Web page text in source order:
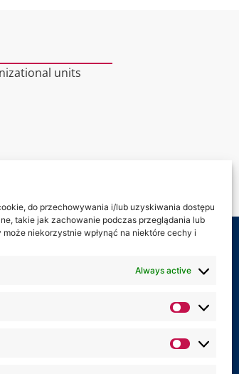
do przechowywania i/lub uzyskiwania dostępu
takie jak zachowanie podczas przeglądania lub
niekorzystnie wpłynąć na niektóre cechy i
Always active
units